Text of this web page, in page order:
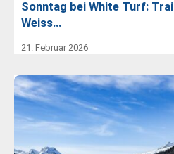
Sonntag bei White Turf:
Weiss…
21. Februar 2026